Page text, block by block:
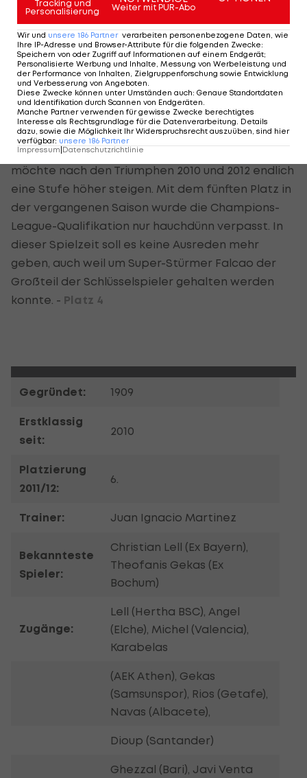
vier Jahre später feierte er sein Debüt in der
heimischen Bundesliga. Den anderen Weg schlug
Gerhard Rodax 1990 ein. Als Torschützenkönig und
Gewinner des "Bronzenen Schuhs" wechselte der
Admiraner zu Atletico, wo er nach einer mäßigen
Saison als Fehlkauf abgestempelt die Rückkehr
nach Österreich antrat.
Prognose:Der zweimalige Europa-League-Sieger
möchte nach den Triumphen 2010 und 2012 endlich
eine Stufe höher steigen. Mit dem fünften Platz in
der vergangenen Saison wurde die Champions-
League-Qualifikation nur hauchdünn verpasst. In
dieser Spielzeit soll es keine Ausreden mehr
geben, auch weil um Super-Stürmer Falcao der
Großteil der Schlüsselspieler gehalten werden
konnte. - Platz 4
Gegründet: 1909
Erstklassig
seit:
2010
Platzierung
2011/12:
6.
Trainer: Juan Ignacio Martinez
Bekannteste
Spieler:
Christian Lell (Ex Bayern),
Theofanis Gekas (Ex
Bochum)
Zugänge:
Lell (Hertha BSC), Angel
(Elche), Michel (Valencia),
Karabelas
(AEK Athen), Gekas
(Samsunspor), Rios (Getafe),
Navas (Albacete),
Dioup (Santander)
Ghezzal (Bari), Javi Venta
Tracking und
Personalisierung
Weiter mit PUR-Abo
Wir und unsere 186 Partner verarbeiten personenbezogene Daten, wie
Ihre IP-Adresse und Browser-Attribute für die folgenden Zwecke:
Speichern von oder Zugriff auf Informationen auf einem Endgerät;
Personalisierte Werbung und Inhalte, Messung von Werbeleistung und
der Performance von Inhalten, Zielgruppenforschung sowie Entwicklung
und Verbesserung von Angeboten.
Diese Zwecke können unter Umständen auch: Genaue Standortdaten
und Identifikation durch Scannen von Endgeräten.
Manche Partner verwenden für gewisse Zwecke berechtigtes
Interesse als Rechtsgrundlage für die Datenverarbeitung. Details
dazu, sowie die Möglichkeit Ihr Widerspruchsrecht auszuüben, sind hier
verfügbar: unsere 186 Partner
Impressum Datenschutzrichtlinie